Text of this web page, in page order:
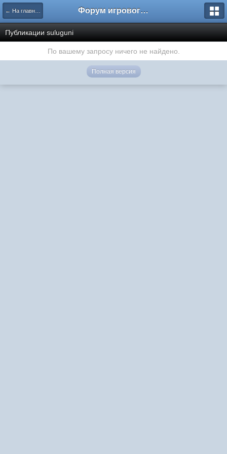
← На главную Форум игрового проекта Riverrise
Публикации suluguni
По вашему запросу ничего не найдено.
Полная версия